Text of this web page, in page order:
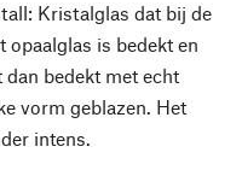
Kristalglas dat bij de
opaalglas is bedekt en
bedekt met echt
vorm geblazen. Het
intens.